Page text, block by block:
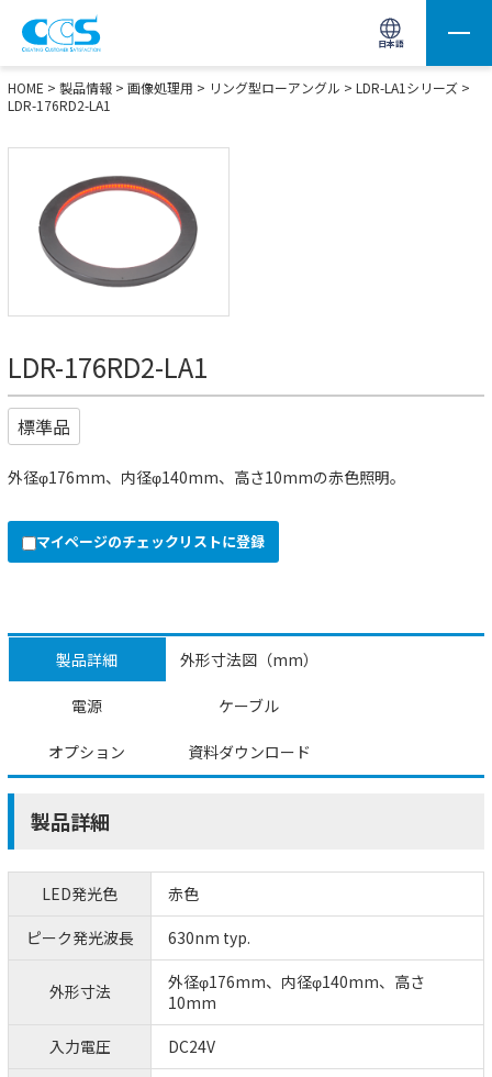
日本語
画像処理用の製品検索 サイト内検索(Enterで実行)
HOME > 製品情報 > 画像処理用 > リング型ローアングル > LDR-LA1シリーズ >
LDR-176RD2-LA1
LDR-176RD2-LA1
標準品
外径φ176mm、内径φ140mm、高さ10mmの赤色照明。
マイページのチェックリストに登録
製品詳細 外形寸法図（mm）
電源 ケーブル
オプション 資料ダウンロード
製品詳細
LED発光色
赤色
ピーク発光波長
630nm typ.
外形寸法
外径φ176mm、内径φ140mm、高さ
10mm
入力電圧
DC24V